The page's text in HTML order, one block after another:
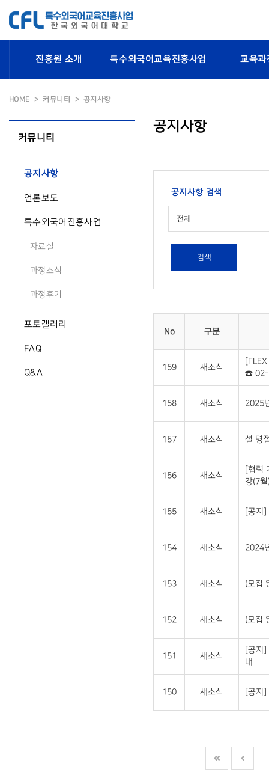
진흥원 소개 특수외국어교육진흥사업 교육과
HOME 커뮤니티 공지사항
커뮤니티
공지사항
언론보도
특수외국어진흥사업
자료실
과정소식
과정후기
포토갤러리
FAQ
Q&A
공지사항
공지사항 검색
전체
검색
No 구분
159 새소식
☎ 02-
158 새소식 2025
157 새소식 설 명
156 새소식
[협력
강(7월
155 새소식 [공지]
154 새소식 2024
153 새소식 (모집
152 새소식 (모집
151 새소식
[공지]
내
150 새소식 [공지]